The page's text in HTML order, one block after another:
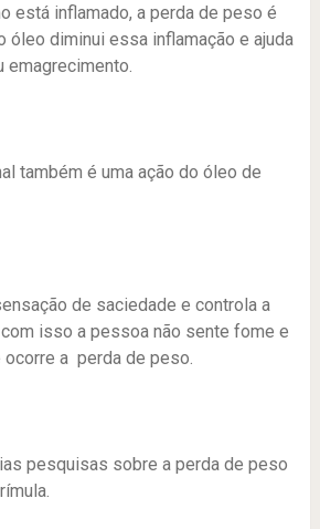
está inflamado, a perda de peso é
óleo diminui essa inflamação e ajuda
emagrecimento.
também é uma ação do óleo de
de saciedade e controla a
isso a pessoa não sente fome e
a perda de peso.
pesquisas sobre a perda de peso